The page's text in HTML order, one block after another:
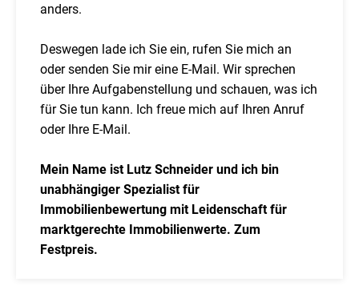
anders.
Deswegen lade ich Sie ein, rufen Sie mich an
oder senden Sie mir eine E-Mail. Wir sprechen
über Ihre Aufgabenstellung und schauen, was ich
für Sie tun kann. Ich freue mich auf Ihren Anruf
oder Ihre E-Mail.
Mein Name ist Lutz Schneider und ich bin
unabhängiger Spezialist für
Immobilienbewertung mit Leidenschaft für
marktgerechte Immobilienwerte. Zum
Festpreis.